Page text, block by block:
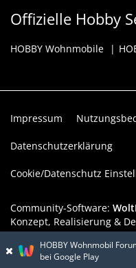
Offizielle Hobby
HOBBY Wohnmobile
Impressum
Datenschutzerklärung
Cookie/Datenschutz
Community-Software:
Konzept, Realisierung &
Werbelink:
HOBBY Wohnmobil
bei Google Play